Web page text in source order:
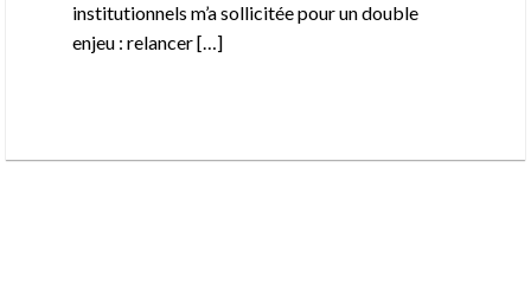
institutionnels m’a sollicitée pour un double
enjeu : relancer […]